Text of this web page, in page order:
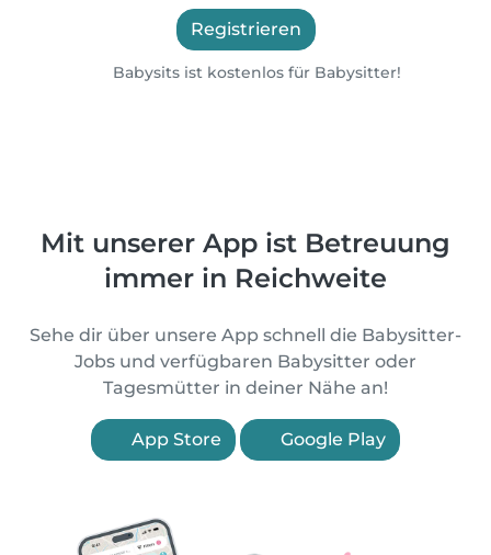
Registrieren
Babysits ist kostenlos für Babysitter!
Mit unserer App ist Betreuung
immer in Reichweite
Sehe dir über unsere App schnell die Babysitter-
Jobs und verfügbaren Babysitter oder
Tagesmütter in deiner Nähe an!
App Store Google Play